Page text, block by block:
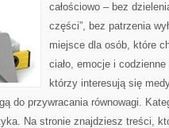
całościowo – bez
części”, bez patrzenia
miejsce dla osób, które
ciało, emocje i
którzy interesują się
do przywracania równowagi.
Na stronie znajdziesz treści,